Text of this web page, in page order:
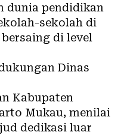
dunia pendidikan
sekolah di
di level
Dinas
Kabupaten
Mukau, menilai
dedikasi luar